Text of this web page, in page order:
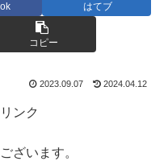
はてブ
コピー
2023.09.07 2024.04.12
ンク
ざいます。